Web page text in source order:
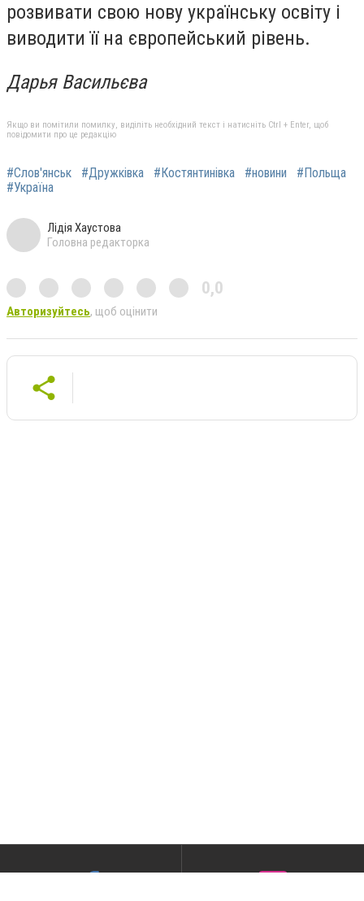
розвивати свою нову українську освіту і
виводити її на європейський рівень.
Дарья Васильєва
Якщо ви помітили помилку, виділіть необхідний текст і натисніть Ctrl + Enter, щоб
повідомити про це редакцію
#Слов'янськ #Дружківка #Костянтинівка #новини
#Польща
#Україна
Лідія Хаустова
Головна редакторка
0,0
Авторизуйтесь, щоб оцінити